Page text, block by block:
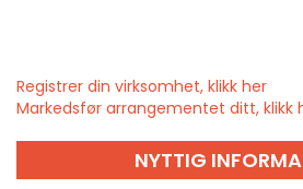
Registrer din virksomhet, klikk her
Markedsfør arrangementet ditt, klikk
NYTTIG